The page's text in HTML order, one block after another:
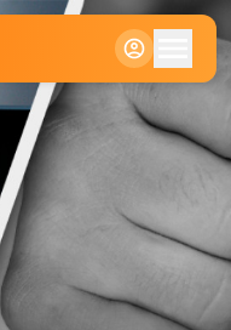
Klein
Standaard